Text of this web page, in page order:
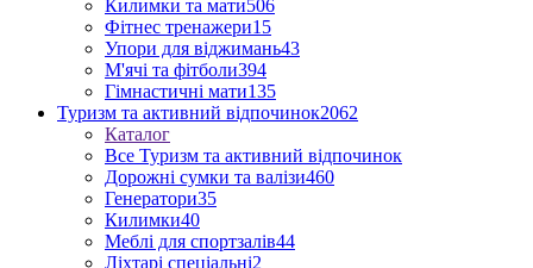
Килимки та мати506
Фітнес тренажери15
Упори для віджимань43
М'ячі та фітболи394
Гімнастичні мати135
Туризм та активний відпочинок2062
Каталог
Все Туризм та активний відпочинок
Дорожні сумки та валізи460
Генератори35
Килимки40
Меблі для спортзалів44
Ліхтарі спеціальні2